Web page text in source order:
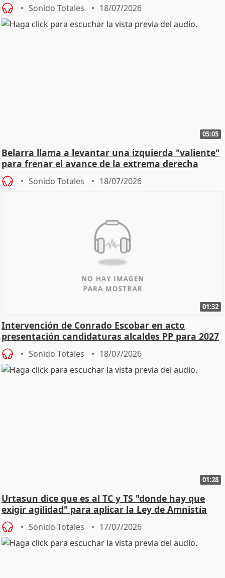
Sonido Totales 18/07/2026
05:05
Belarra llama a levantar una izquierda "valiente"
para frenar el avance de la extrema derecha
Sonido Totales 18/07/2026
01:32
Intervención de Conrado Escobar en acto
presentación candidaturas alcaldes PP para 2027
Sonido Totales 18/07/2026
01:28
Urtasun dice que es al TC y TS "donde hay que
exigir agilidad" para aplicar la Ley de Amnistía
Sonido Totales 17/07/2026